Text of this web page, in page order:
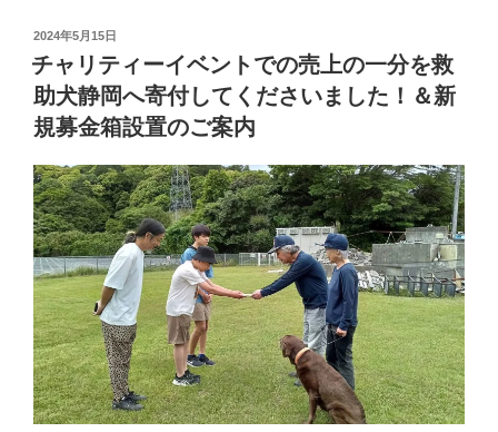
投
稿
日:
2024年5月15日
チャリティーイベントでの売上の一分を救
助犬静岡へ寄付してくださいました！＆新
規募金箱設置のご案内